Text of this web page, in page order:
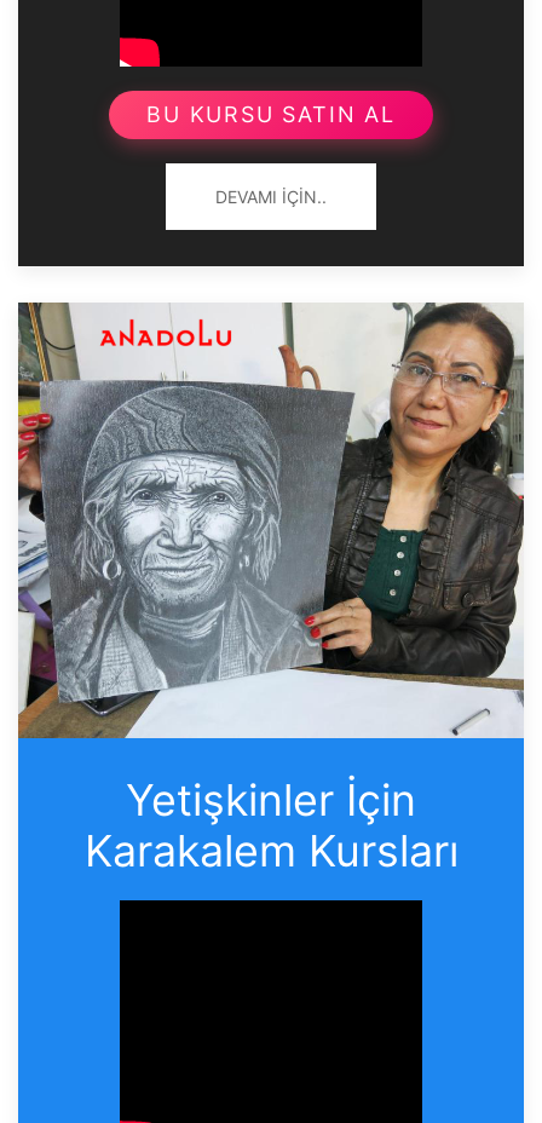
BU KURSU SATIN AL
DEVAMI İÇIN..
Yetişkinler İçin
Karakalem Kursları